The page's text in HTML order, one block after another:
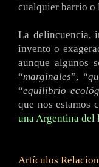
cualquier barrio o
La delincuencia,
invento o
aunque algunos
“marginales”, “
“equilibrio
que nos estamos
una Argentina del
Artículos